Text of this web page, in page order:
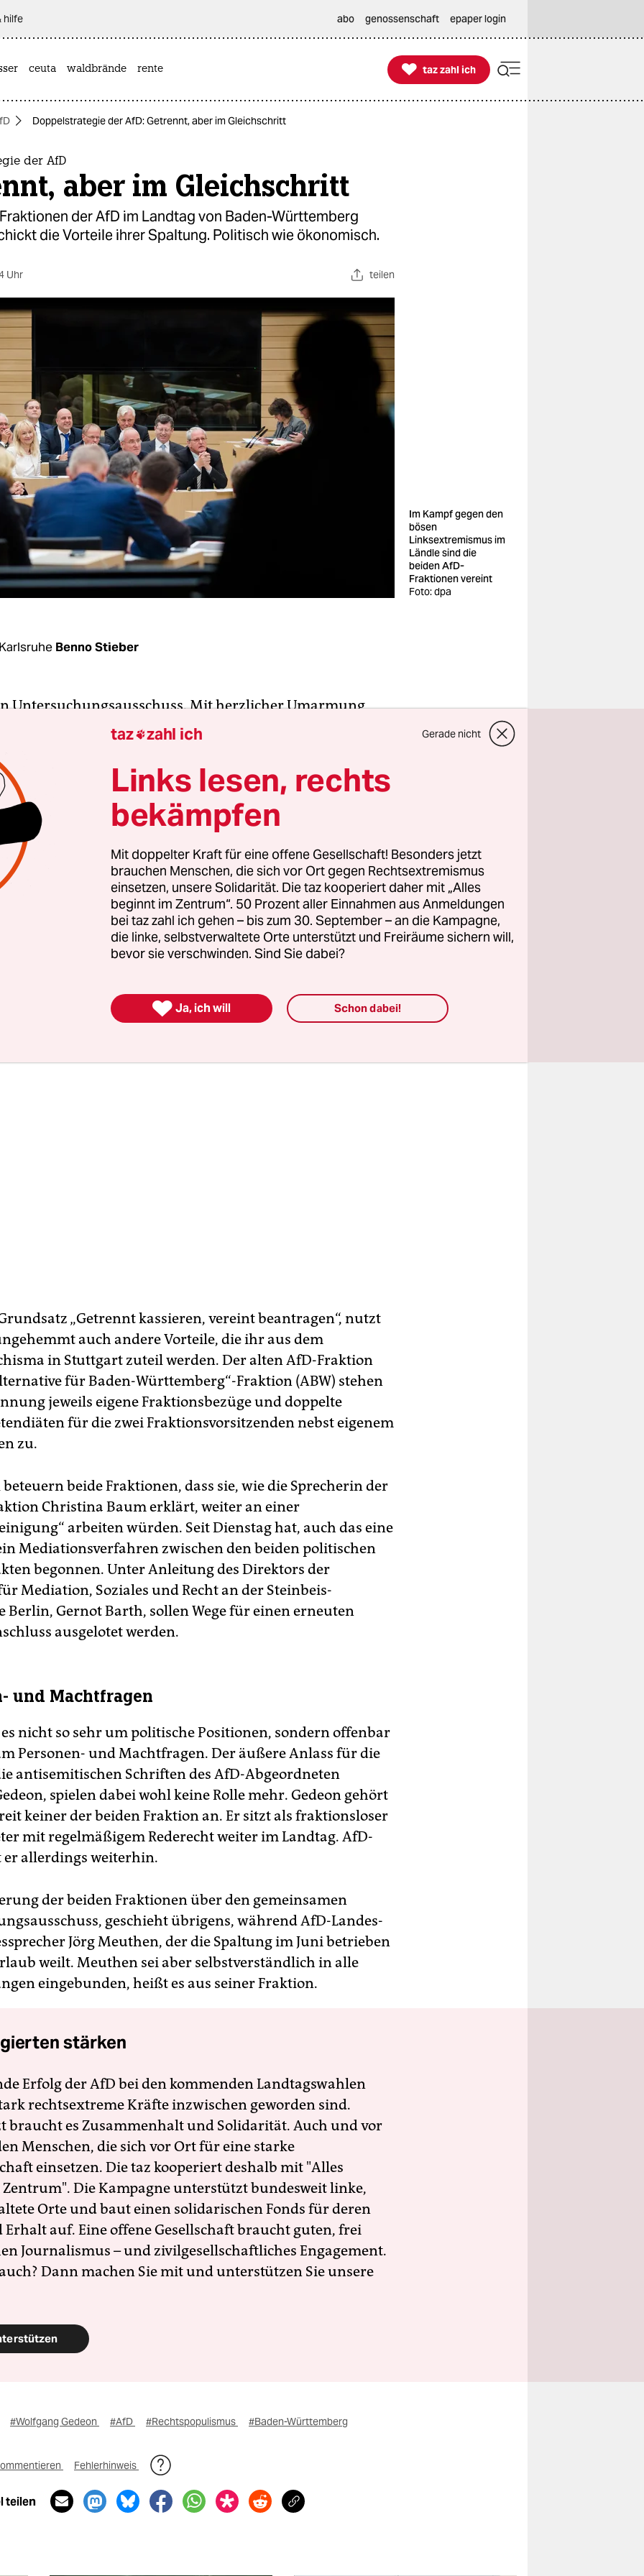
hilfe abo genossenschaft epaper login
ceuta waldbrände rente 
taz zahl ich
taz zahl ich
Doppelstrategie der AfD: Getrennt, aber im Gleichschritt
der AfD
aber im Gleichschritt
der AfD im Landtag von Baden-Württemberg
die Vorteile ihrer Spaltung. Politisch wie ökonomisch.
Uhr teilen
Im Kampf gegen den
bösen
Linksextremismus im
Ländle sind die
beiden AfD-
Fraktionen vereint
Foto: dpa
Benno Stieber
Untersuchungsausschuss. Mit herzlicher Umarmung
die Sprecher der beiden angeblich verfeindeten AfD-
Podeswa und Christina Baum im baden-
Landtag ihren gemeinsamen Antrag,
linksextreme Umtriebe in Baden-Württemberg
untersuchen zu lassen.
Schachzug: Nach der Geschäftsordnung des Stuttgarter
nur ein Viertel der Abgeordneten oderzwei
gemeinsam einen Untersuchungsausschuss beantragen.
Parteien im Landtag sind einhellig empört. Der FDP-
Ulrich Rülke sagt: „Es passiert das, wovor ich
Die AFD missbraucht ihre Spaltung, um sich Vorteile zu
den Antrag der AfD-Fraktionen vom
prüfen zu lassen.
„Getrennt kassieren, vereint beantragen“, nutzt
auch andere Vorteile, die ihr aus dem
in Stuttgart zuteil werden. Der alten AfD-Fraktion
für Baden-Württemberg“-Fraktion (ABW) stehen
jeweils eigene Fraktionsbezüge und doppelte
für die zwei Fraktionsvorsitzenden nebst eigenem
zu.
beide Fraktionen, dass sie, wie die Sprecherin der
Christina Baum erklärt, weiter an einer
arbeiten würden. Seit Dienstag hat, auch das eine
Mediationsverfahren zwischen den beiden politischen
begonnen. Unter Anleitung des Direktors der
Mediation, Soziales und Recht an der Steinbeis-
Berlin, Gernot Barth, sollen Wege für einen erneuten
ausgelotet werden.
und Machtfragen
nicht so sehr um politische Positionen, sondern offenbar
Personen- und Machtfragen. Der äußere Anlass für die
antisemitischen Schriften des AfD-Abgeordneten
spielen dabei wohl keine Rolle mehr. Gedeon gehört
keiner der beiden Fraktion an. Er sitzt als fraktionsloser
mit regelmäßigem Rederecht weiter im Landtag. AfD-
allerdings weiterhin.
der beiden Fraktionen über den gemeinsamen
geschieht übrigens, während AfD-Landes-
Jörg Meuthen, der die Spaltung im Juni betrieben
weilt. Meuthen sei aber selbstverständlich in alle
eingebunden, heißt es aus seiner Fraktion.
stärken
Erfolg der AfD bei den kommenden Landtagswahlen
rechtsextreme Kräfte inzwischen geworden sind.
braucht es Zusammenhalt und Solidarität. Auch und vor
Menschen, die sich vor Ort für eine starke
einsetzen. Die taz kooperiert deshalb mit "Alles
Die Kampagne unterstützt bundesweit linke,
Orte und baut einen solidarischen Fonds für deren
Erhalt auf. Eine offene Gesellschaft braucht guten, frei
Journalismus – und zivilgesellschaftliches Engagement.
Dann machen Sie mit und unterstützen Sie unsere
#Wolfgang Gedeon #AfD #Rechtspopulismus #Baden-Württemberg
Fehlerhinweis
teilen
taz zahl ich Gerade nicht
Links lesen, rechts
bekämpfen
Mit doppelter Kraft für eine offene Gesellschaft! Besonders jetzt
brauchen Menschen, die sich vor Ort gegen Rechtsextremismus
einsetzen, unsere Solidarität. Die taz kooperiert daher mit „Alles
beginnt im Zentrum“. 50 Prozent aller Einnahmen aus Anmeldungen
bei taz zahl ich gehen – bis zum 30. September – an die Kampagne,
die linke, selbstverwaltete Orte unterstützt und Freiräume sichern will,
bevor sie verschwinden. Sind Sie dabei?
 Ja, ich will Schon dabei!